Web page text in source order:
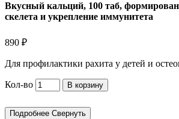
Вкусный кальций, 100 таб,
скелета и укрепление иммунитета
890 ₽
Для профилактики рахита у детей и
Кол-во В корзину
Подробнее Свернуть